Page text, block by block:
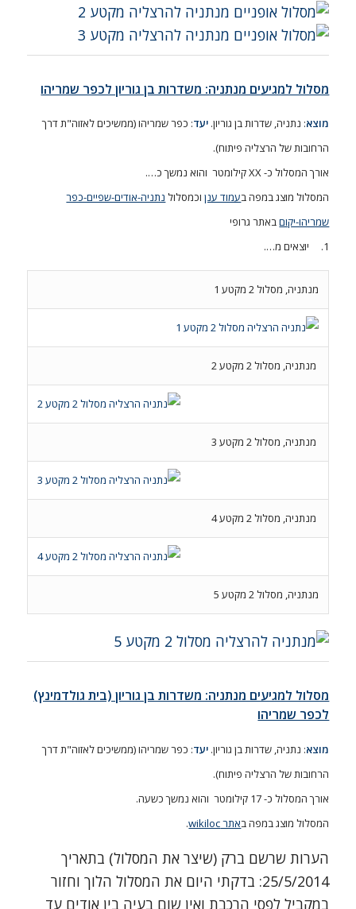
מסלול למגיעים מנתניה: משדרות בן גוריון לכפר שמריהו
מוצא: נתניה, שדרות בן גוריון. יעד: כפר שמריהו (ממשיכים לאזוה"ת דרך
הרחובות של הרצליה פיתוח).
אורך המסלול כ- XX קילומטר והוא נמשך כ….
המסלול מוצג במפה בעמוד ענןוכמסלול נתניה-אודים-שפיים-כפר
שמריהו-יקוםבאתר גרופי
1. יוצאים מ….
מנתניה, מסלול 2 מקטע 1
מנתניה, מסלול 2 מקטע 2
מנתניה, מסלול 2 מקטע 3
מנתניה, מסלול 2 מקטע 4
מנתניה, מסלול 2 מקטע 5
מסלול למגיעים מנתניה: משדרות בן גוריון (בית גולדמינץ)
לכפר שמריהו
מוצא: נתניה, שדרות בן גוריון. יעד: כפר שמריהו (ממשיכים לאזוה"ת דרך
הרחובות של הרצליה פיתוח).
אורך המסלול כ- 17 קילומטר והוא נמשך כשעה.
המסלול מוצג במפה באתר wikiloc .
הערות שרשם ברק (שיצר את המסלול) בתאריך
25/5/2014: בדקתי היום את המסלול הלוך וחזור
במקביל לפסי הרכבת ואין שום בעיה בין אודים עד